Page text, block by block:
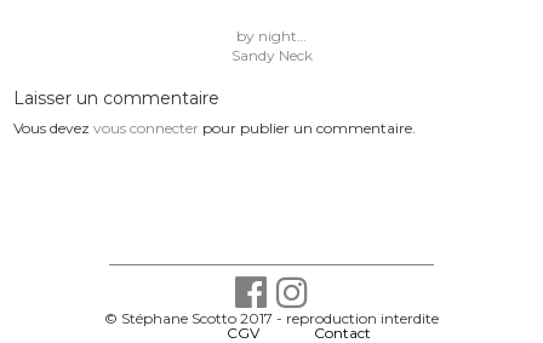
Navigation
de
l’article
by night…
Sandy Neck
Laisser un commentaire
Vous devezvous connecter pour publier un commentaire.
© Stéphane Scotto 2017 - reproduction interdite
CGV Contact